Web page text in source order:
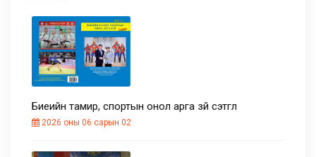
Биеийн тамир, спортын онол арга зүй сэтгүүл
2026 оны 06 сарын 02